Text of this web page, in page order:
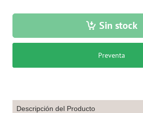
Sin stock
Preventa
Descripción del Producto